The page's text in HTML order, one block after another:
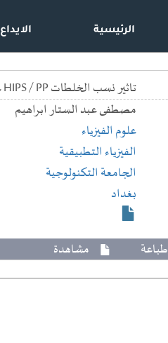
الرئيسية الايداع
تاثير نسب الخلطات HIPS / PP على بعض الخواص الميكانيكية والفيزياوية == Effect of HIPS / PP Blend on Some Mechanical& Physical Properties
مصطفى عبد الستار ابراهيم
علوم الفيزياء
الفيزياء التطبيقية
الجامعة التكنولوجية
بغداد
طباعة مشاهدة